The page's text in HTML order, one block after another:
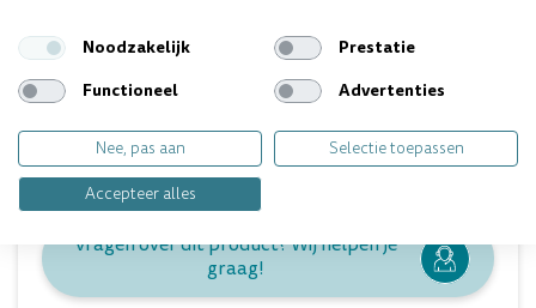
Inhoud:
5 interdentale borstels CPS 06 Prime
1 houder UHS 409
1 houder UHS 470
Vragen over dit product? Wij helpen je
graag!
Noodzakelijk
Prestatie
Functioneel
Advertenties
Nee, pas aan
Selectie toepassen
Accepteer alles